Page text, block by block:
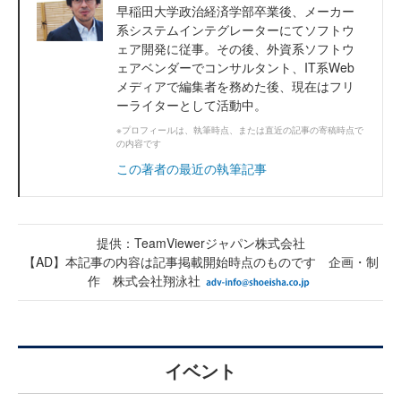
早稲田大学政治経済学部卒業後、メーカー
系システムインテグレーターにてソフトウ
ェア開発に従事。その後、外資系ソフトウ
ェアベンダーでコンサルタント、IT系Web
メディアで編集者を務めた後、現在はフリ
ーライターとして活動中。
※プロフィールは、執筆時点、または直近の記事の寄稿時点で
の内容です
この著者の最近の執筆記事
提供：TeamViewerジャパン株式会社
【AD】本記事の内容は記事掲載開始時点のものです 企画・制
作 株式会社翔泳社
イベント